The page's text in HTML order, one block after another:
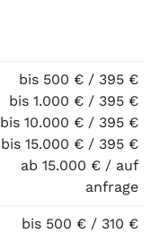
bis 500 € / 395 €
bis 1.000 € / 395 €
bis 10.000 € / 395 €
bis 15.000 € / 395 €
ab 15.000 € / auf
anfrage
bis 500 € / 310 €